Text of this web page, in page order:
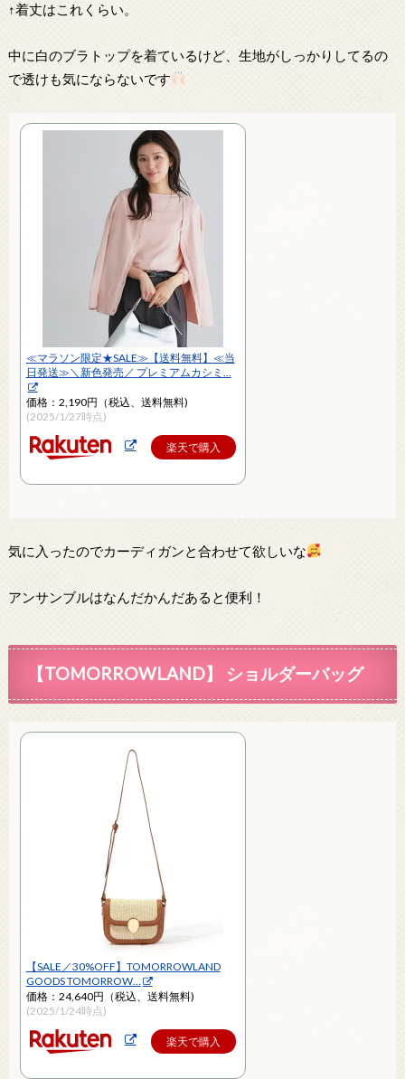
↑着丈はこれくらい。
中に白のブラトップを着ているけど、生地がしっかりしてるの
で透けも気にならないです
≪マラソン限定★SALE≫【送料無料】≪当
日発送≫＼新色発売／ プレミアムカシミ…
価格：2,190円（税込、送料無料)
(2025/1/27時点)
楽天で購入
気に入ったのでカーディガンと合わせて欲しいな
アンサンブルはなんだかんだあると便利！
【TOMORROWLAND】 ショルダーバッグ
【SALE／30%OFF】TOMORROWLAND
GOODS TOMORROW…
価格：24,640円（税込、送料無料)
(2025/1/24時点)
楽天で購入